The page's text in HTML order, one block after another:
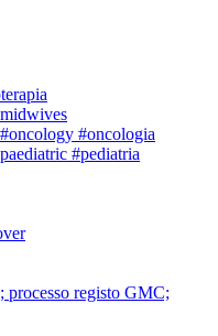
#oncologia
#pediatria
processo registo GMC;